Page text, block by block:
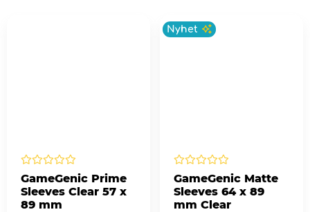
GameGenic Prime
Sleeves Clear 57 x
89 mm
Nyhet
GameGenic Matte
Sleeves 64 x 89
mm Clear